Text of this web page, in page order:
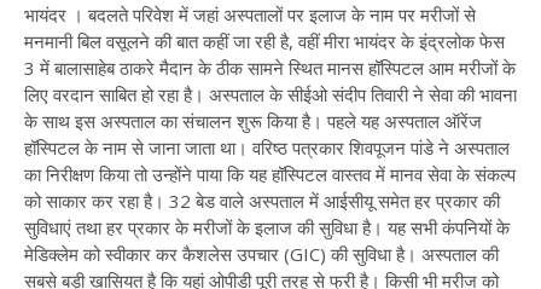
भायंदर । बदलते परिवेश में जहां अस्पतालों पर इलाज के नाम पर मरीजों से
मनमानी बिल वसूलने की बात कहीं जा रही है, वहीं मीरा भायंदर के इंद्रलोक फेस
3 में बालासाहेब ठाकरे मैदान के ठीक सामने स्थित मानस हॉस्पिटल आम मरीजों के
लिए वरदान साबित हो रहा है। अस्पताल के सीईओ संदीप तिवारी ने सेवा की भावना
के साथ इस अस्पताल का संचालन शुरू किया है। पहले यह अस्पताल ऑरेंज
हॉस्पिटल के नाम से जाना जाता था। वरिष्ठ पत्रकार शिवपूजन पांडे ने अस्पताल
का निरीक्षण किया तो उन्होंने पाया कि यह हॉस्पिटल वास्तव में मानव सेवा के संकल्प
को साकार कर रहा है। 32 बेड वाले अस्पताल में आईसीयू समेत हर प्रकार की
सुविधाएं तथा हर प्रकार के मरीजों के इलाज की सुविधा है। यह सभी कंपनियों के
मेडिक्लेम को स्वीकार कर कैशलेस उपचार (GIC) की सुविधा है। अस्पताल की
सबसे बड़ी खासियत है कि यहां ओपीडी पूरी तरह से फ्री है। किसी भी मरीज को